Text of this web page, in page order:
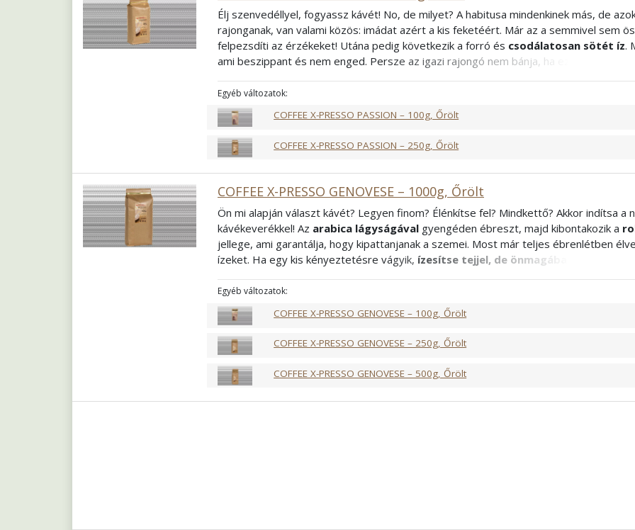
Élj szenvedéllyel, fogyassz kávét! No, de milyet? A habitusa mindenkinek más, de
rajonganak, van valami közös: imádat azért a kis feketéért. Már az a semmivel sem
felpezsdíti az érzékeket! Utána pedig következik a forró és csodálatosan sötét íz.
ami beszippant és nem enged. Persze az igazi rajongó nem bánja, ha ez a varázslat
Passiont, amely az
Összetétel60% Arabica, 40% Robusta
Pörkölés
Őrlés
Szemes
Egyéb változatok:
COFFEE X-PRESSO PASSION – 100g, Őrölt
COFFEE X-PRESSO PASSION – 250g, Őrölt
COFFEE X-PRESSO GENOVESE – 1000g, Őrölt
Ön mi alapján választ kávét? Legyen finom? Élénkítse fel? Mindkettő? Akkor indítsa a
kávékeverékkel! Az arabica lágyságával gyengéden ébreszt, majd kibontakozik a
jellege, ami garantálja, hogy kipattanjanak a szemei. Most már teljes ébrenlétben
ízeket. Ha egy kis kényeztetésre vágyik, ízesítse tejjel, de önmagában fogyasztva
egyedül, akár kollégáival és barátaival együtt. Az ázsiai és dél-amerikai
keverékünk mindenki számára kellemes élményt nyújt.
Összetétel60% Arabica, 40% Robusta
Pörkölés
Közép francia
Őrlés
Egyéb változatok:
COFFEE X-PRESSO GENOVESE – 100g, Őrölt
COFFEE X-PRESSO GENOVESE – 250g, Őrölt
COFFEE X-PRESSO GENOVESE – 500g, Őrölt